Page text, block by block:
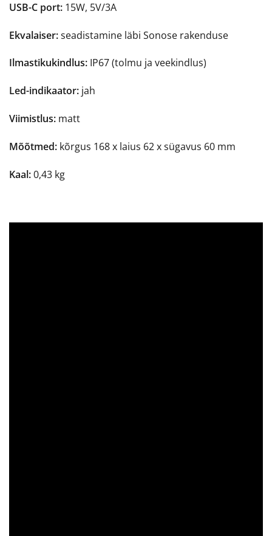
USB-C port: 15W, 5V/3A
Ekvalaiser:seadistamine läbi Sonose rakenduse
Ilmastikukindlus: IP67 (tolmu ja veekindlus)
Led-indikaator: jah
Viimistlus: matt
Mõõtmed: kõrgus 168 x laius 62 x sügavus 60 mm
Kaal:0,43 kg